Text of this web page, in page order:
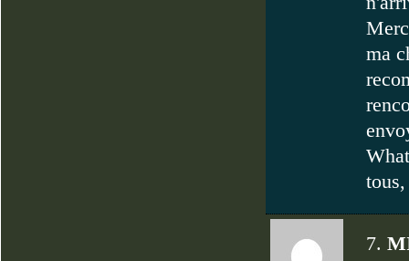
ma
7.